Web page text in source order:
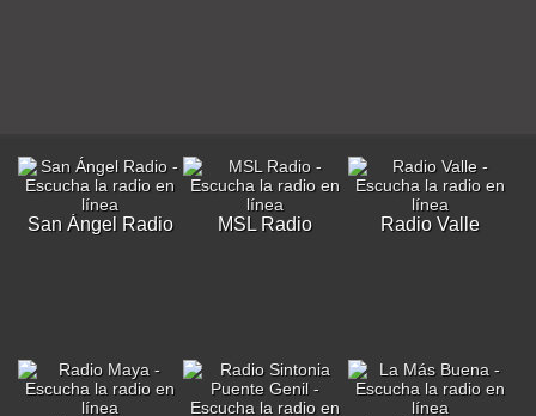
San Ángel Radio MSL Radio Radio Valle